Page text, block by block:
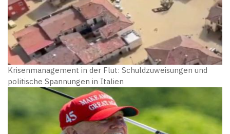
Krisenmanagement in der Flut: Schuldzuweisungen und
politische Spannungen in Italien